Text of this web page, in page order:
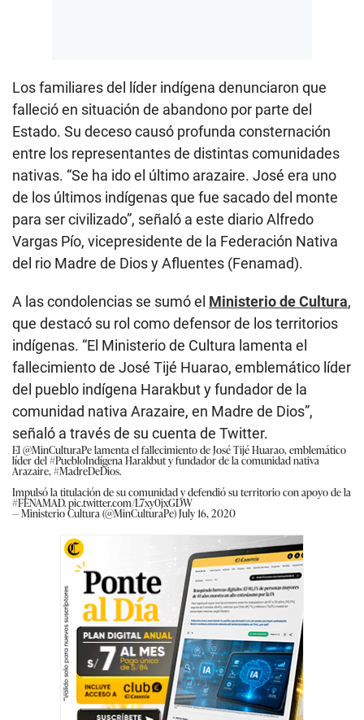
Los familiares del líder indígena denunciaron que
falleció en situación de abandono por parte del
Estado. Su deceso causó profunda consternación
entre los representantes de distintas comunidades
nativas. “Se ha ido el último arazaire. José era uno
de los últimos indígenas que fue sacado del monte
para ser civilizado”, señaló a este diario Alfredo
Vargas Pío, vicepresidente de la Federación Nativa
del rio Madre de Dios y Afluentes (Fenamad).
A las condolencias se sumó el Ministerio de Cultura,
que destacó su rol como defensor de los territorios
indígenas. “El Ministerio de Cultura lamenta el
fallecimiento de José Tijé Huarao, emblemático líder
del pueblo indígena Harakbut y fundador de la
comunidad nativa Arazaire, en Madre de Dios”,
señaló a través de su cuenta de Twitter.
El@MinCulturaPelamenta el fallecimiento de José Tijé Huarao, emblemático
líder del#PuebloIndígena Harakbut y fundador de la comunidad nativa
Arazaire, #MadreDeDios.
Impulsó la titulación de su comunidad y defendió su territorio con apoyo de la
#FENAMAD.pic.twitter.com/L7xy0jxGDW
— Ministerio Cultura (@MinCulturaPe)July 16, 2020